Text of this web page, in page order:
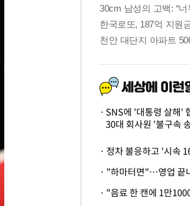
SNS에 '대통령 살해'
30대 회사원 '불구속